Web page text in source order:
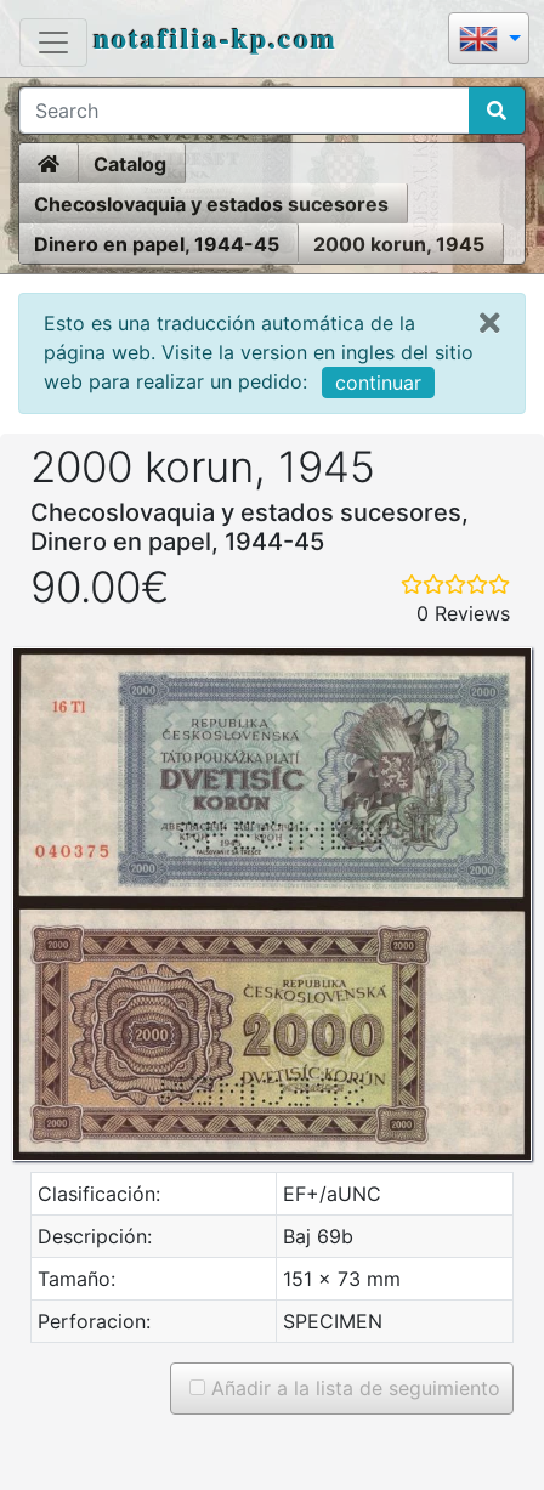
notafilia-kp.com
HomeCatalog
Checoslovaquia y estados sucesores
Dinero en papel, 1944-45
2000 korun, 1945
Esto es una traducción automática de la
página web. Visite la version en ingles del sitio
web para realizar un pedido:
continuar
2000 korun, 1945
Checoslovaquia y estados sucesores,
Dinero en papel, 1944-45
90.00€
0 Reviews
Clasificación:
EF+/aUNC
Descripción:
Baj 69b
Tamaño:
151 x 73 mm
Perforacion:
SPECIMEN
Añadir a la lista de seguimiento